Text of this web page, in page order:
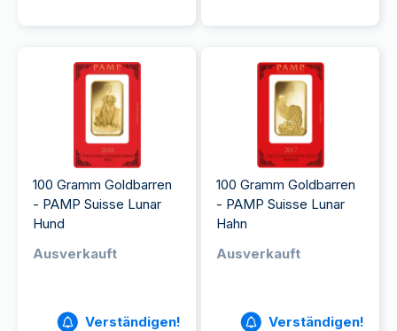
100 Gramm Goldbarren
- PAMP Suisse Lunar
Hund
Ausverkauft
Verständigen!
100 Gramm Goldbarren
- PAMP Suisse Lunar
Hahn
Ausverkauft
Verständigen!